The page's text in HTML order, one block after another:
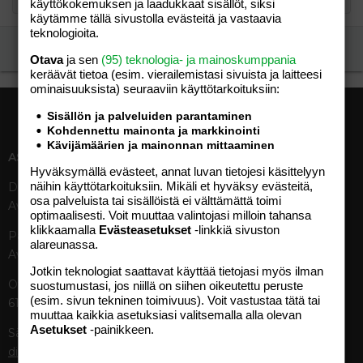
ASIAKASPALVELU
Digipalvelut (09) 156 6227
Avoinna ma–pe 8–19
Painettu lehti (09) 156 665
Avoinna ma–pe 8–19
Otavamedian vaihde (09) 156
61
Sähköposti (digi)
digi@otavamedia.fi
Tekniset tiedot, aikataulut ja
ilmoitushinnat
Tietoa verkon kävijöistä
Käyttöehdot
TUOTTEET
käyttökokemuksen ja laadukkaat sisällöt, siksi
käytämme tällä sivustolla evästeitä ja vastaavia
teknologioita.
Otavaja sen (95) teknologia- ja mainoskumppania
keräävät tietoa (esim. vierailemis­tasi sivuista ja laitteesi
ominaisuuk­sista) seuraaviin käyttötarkoituksiin:
Sisällön ja palveluiden parantaminen
Kohdennettu mainonta ja markkinointi
Kävijämäärien ja mainonnan mittaaminen
Hyväksymällä evästeet, annat luvan tietojesi käsittelyyn
näihin käyttötarkoituksiin. Mikäli et hyväksy evästeitä,
osa palveluista tai sisällöistä ei välttämättä toimi
optimaalisesti. Voit muuttaa valintojasi milloin tahansa
klikkaamalla Evästeasetukset -linkkiä sivuston
alareunassa.
Jotkin teknologiat saattavat käyttää tietojasi myös ilman
suostumustasi, jos niillä on siihen oikeutettu peruste
(esim. sivun tekninen toimivuus). Voit vastustaa tätä tai
muuttaa kaikkia asetuksiasi valitsemalla alla olevan
Asetukset -painikkeen.